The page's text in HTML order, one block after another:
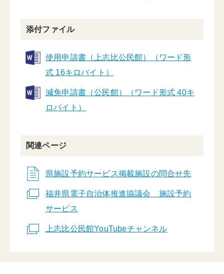
添付ファイル
使用申請書（上志比公民館）（ワード形
式 16キロバイト）
減免申請書（公民館）（ワード形式 40キ
ロバイト）
関連ページ
県施設予約サービス掲載施設の問合せ先
福井県電子自治体推進協議会 施設予約
サービス
上志比公民館YouTubeチャンネル